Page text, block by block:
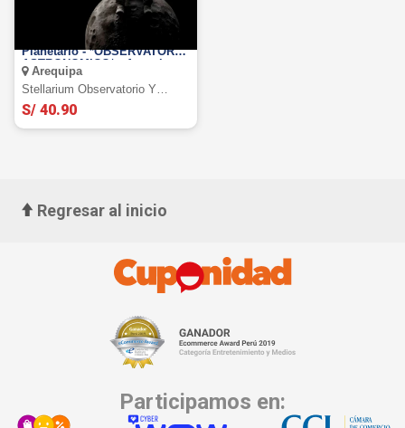
Stellarium Observatorio y
Planetario - *OBSERVATORIO
ASTRONOMICO* - Arequipa.
Arequipa
Stellarium Observatorio Y
Planetario.
S/ 40.90
Regresar al inicio
Participamos en: